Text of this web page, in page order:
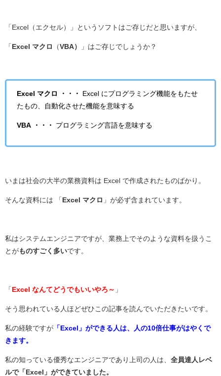
「Excel（エクセル）」というソフトはご存じだと思いますが、
「 Excel マクロ （VBA） 」はご存じでしょうか？
Excel マクロ ・・・
Excel にプログラミング機能をもたせ
たもの、自動化させた機能を意味する
VBA ・・・ プログラミング言語を意味する
いまは社会の大半の業務資料は Excel で作成されたものばかり。
そんな資料には 「 Excel マクロ 」が必ず含まれています。
私はシステムエンジニアですが、業務上でそのような資料を扱うこ
とがものすごく多いです。
「 Excel なんてどうでもいいやろ～ 」
そう思われている人ほどぜひこの記事を読んでいただきたいです。
私の経験ですが 「Excel」ができる人は、人の10倍仕事がはやくで
きます。
私の知っている優秀なエンジニアであり上司の人は、 全員達人レベ
ルで「Excel」ができていました。